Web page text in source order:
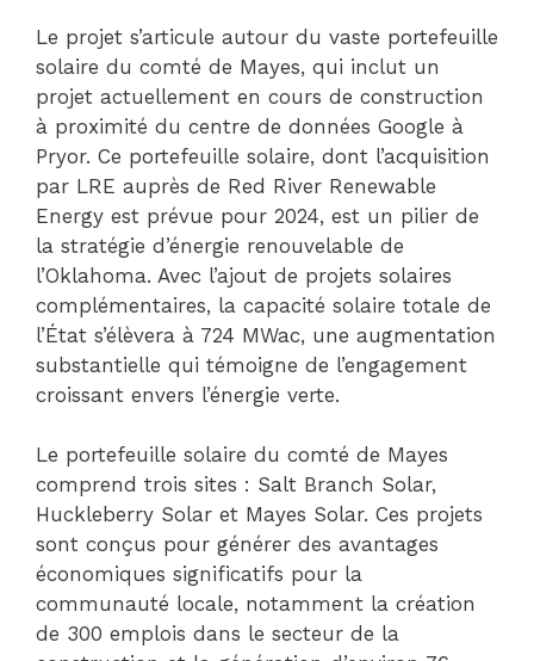
Le projet s’articule autour du vaste portefeuille
solaire du comté de Mayes, qui inclut un
projet actuellement en cours de construction
à proximité du centre de données Google à
Pryor. Ce portefeuille solaire, dont l’acquisition
par LRE auprès de Red River Renewable
Energy est prévue pour 2024, est un pilier de
la stratégie d’énergie renouvelable de
l’Oklahoma. Avec l’ajout de projets solaires
complémentaires, la capacité solaire totale de
l’État s’élèvera à 724 MWac, une augmentation
substantielle qui témoigne de l’engagement
croissant envers l’énergie verte.
Le portefeuille solaire du comté de Mayes
comprend trois sites : Salt Branch Solar,
Huckleberry Solar et Mayes Solar. Ces projets
sont conçus pour générer des avantages
économiques significatifs pour la
communauté locale, notamment la création
de 300 emplois dans le secteur de la